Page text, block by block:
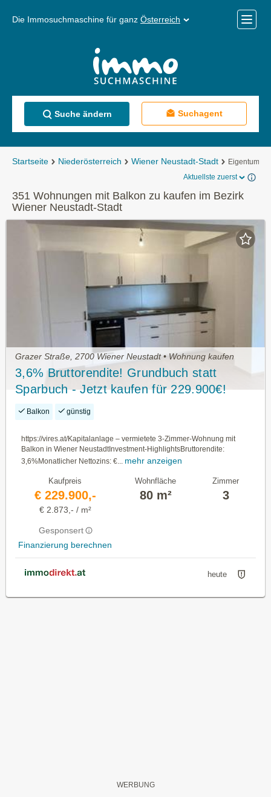
Die Immosuchmaschine für ganz Österreich
Menü
Suche ändern Suchagent
Startseite Niederösterreich Wiener Neustadt-Stadt
Aktuellste zuerst
351 Wohnungen mit Balkon zu kaufen im Bezirk
Wiener Neustadt-Stadt
Grazer Straße, 2700 Wiener Neustadt • Wohnung kaufen
3,6% Bruttorendite! Grundbuch statt
Sparbuch - Jetzt kaufen für 229.900€!
Balkon günstig
https://vires.at/Kapitalanlage – vermietete 3-Zimmer-Wohnung mit
Balkon in Wiener NeustadtInvestment-HighlightsBruttorendite:
3,6%Monatlicher Nettozins: €...
mehr anzeigen
Kaufpreis
€ 229.900,-
€ 2.873,- / m²
Gesponsert
Finanzierung berechnen
Wohnfläche
80 m²
Zimmer
3
heute